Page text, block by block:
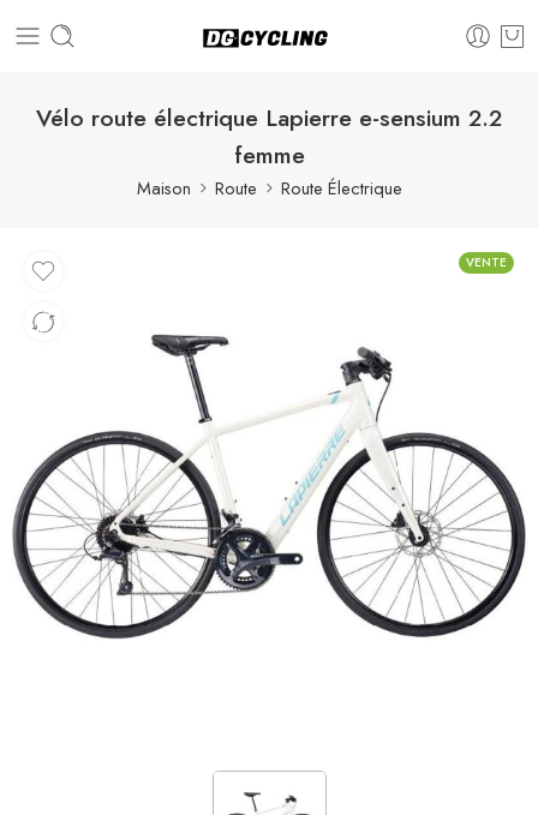
Vélo route électrique Lapierre e-sensium 2.2
femme
Maison Route Route Électrique
VENTE